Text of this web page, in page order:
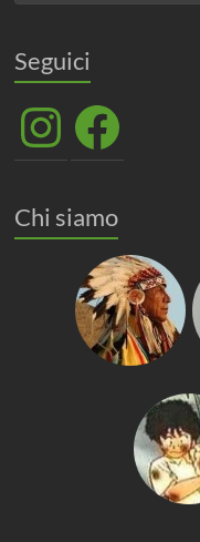
Seguici
InstagramFacebook
Chi siamo